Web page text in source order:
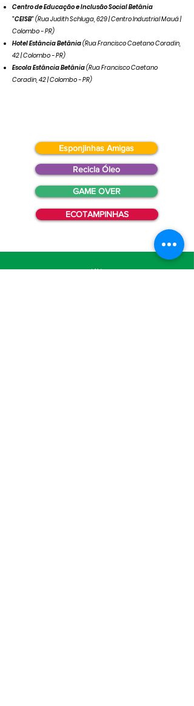
Centro de Educação e Inclusão Social Betânia
"CEISB"(Rua Judith Schluga, 629 | Centro Industrial Mauá |
Colombo - PR)
Hotel Estância Betânia(Rua Francisco Caetano Coradin,
42 | Colombo - PR)
Escola Estância Betânia(Rua Francisco Caetano
Coradin, 42 | Colombo - PR)
Esponjinhas Amigas
Recicla Óleo
GAME OVER
ECOTAMPINHAS